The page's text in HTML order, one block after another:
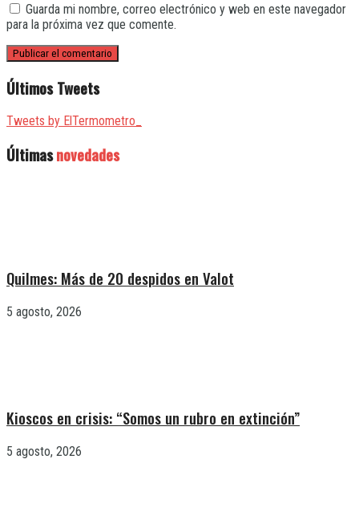
Guarda mi nombre, correo electrónico y web en este navegador
para la próxima vez que comente.
Últimos Tweets
Tweets by ElTermometro_
Últimasnovedades
Quilmes: Más de 20 despidos en Valot
5 agosto, 2026
Kioscos en crisis: “Somos un rubro en extinción”
5 agosto, 2026